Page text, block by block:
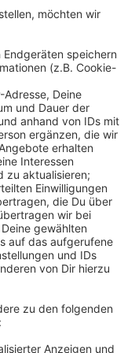
schon am
Duschräumen
Spülstationen
das
ist, werden
Stadt rechnet
aus dem